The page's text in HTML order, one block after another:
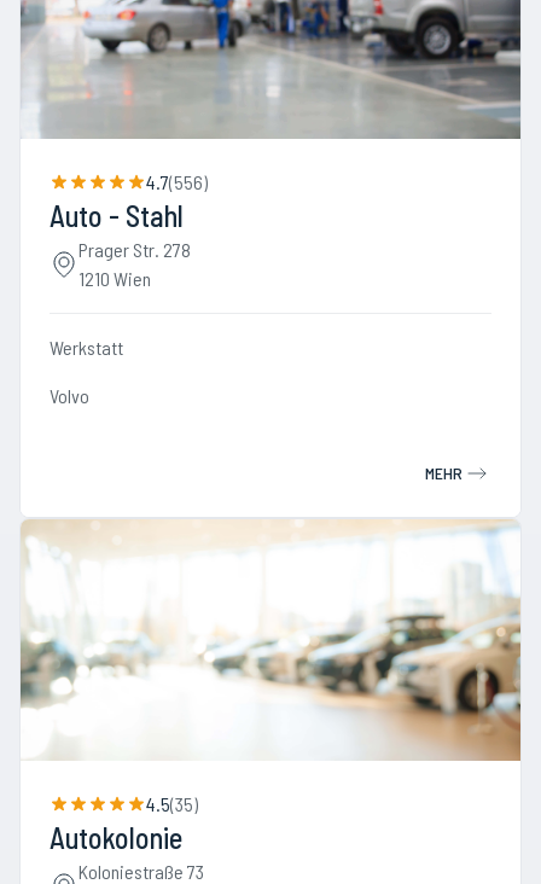
4.7(556)
Auto - Stahl
Prager Str. 278
1210 Wien
Werkstatt
Volvo
MEHR
4.5(35)
Autokolonie
Koloniestraße 73